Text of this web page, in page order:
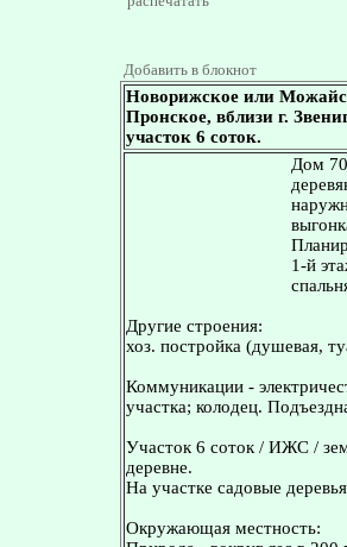
Добавить в блокнот
Новорижское или
Пронское, вблизи г.
участок 6 соток.
Дом
1-й
Другие строения:
хоз. постройка (душевая,
Коммуникации -
участка; колодец.
Участок 6 соток / ИЖС /
деревне.
На участке садовые
Окружающая местность: